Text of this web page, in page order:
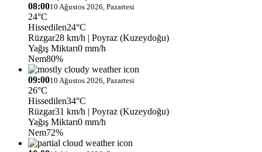
08:0010 Ağustos 2026, Pazartesi
24°C
Hissedilen24°C
Rüzgar28 km/h | Poyraz (Kuzeydoğu)
Yağış Miktarı0 mm/h
Nem80%
09:0010 Ağustos 2026, Pazartesi
26°C
Hissedilen34°C
Rüzgar31 km/h | Poyraz (Kuzeydoğu)
Yağış Miktarı0 mm/h
Nem72%